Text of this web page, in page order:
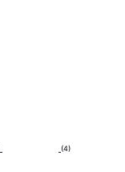
(4)